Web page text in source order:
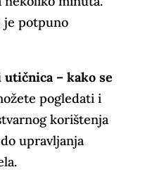
je potpuno
utičnica – kako se
pogledati i
korištenja
upravljanja